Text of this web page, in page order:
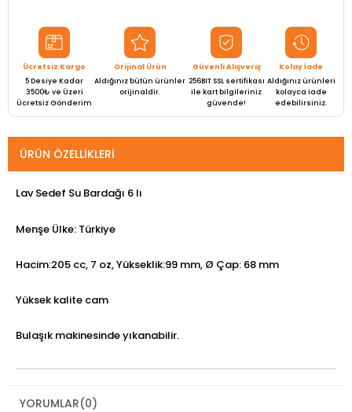
Ücretsiz Kargo
5 Desiye Kadar
3500₺ ve Üzeri
Ücretsiz Gönderim
Orijinal Ürün
Aldığınız bütün ürünler
orijinaldir.
Güvenli Alışveriş
256BIT SSL sertifikası
ile kart bilgileriniz
güvende!
Kolay İade
Aldığınız ürünleri
kolayca iade
edebilirsiniz.
ÜRÜN ÖZELLIKLERI
Lav Sedef Su Bardağı 6 lı
Menşe Ülke: Türkiye
Hacim:205 cc, 7 oz, Yükseklik:99 mm, Ø Çap: 68 mm
Yüksek kalite cam
Bulaşık makinesinde yıkanabilir.
YORUMLAR(0)